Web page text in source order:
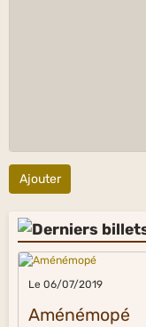
Ajouter
Le 06/07/2019
Aménémopé